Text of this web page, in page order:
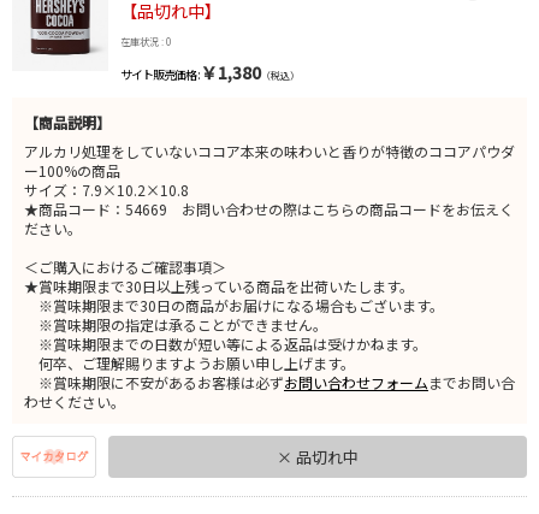
【品切れ中】
在庫状況 : 0
サイト販売価格 : ￥1,380（税込）
【商品説明】
アルカリ処理をしていないココア本来の味わいと香りが特徴のココアパウダ
ー100%の商品
サイズ：7.9×10.2×10.8
★商品コード：54669 お問い合わせの際はこちらの商品コードをお伝えく
ださい。
＜ご購入におけるご確認事項＞
★賞味期限まで30日以上残っている商品を出荷いたします。
※賞味期限まで30日の商品がお届けになる場合もございます。
※賞味期限の指定は承ることができません。
※賞味期限までの日数が短い等による返品は受けかねます。
何卒、ご理解賜りますようお願い申し上げます。
※賞味期限に不安があるお客様は必ずお問い合わせフォームまでお問い合
わせください。
× 品切れ中